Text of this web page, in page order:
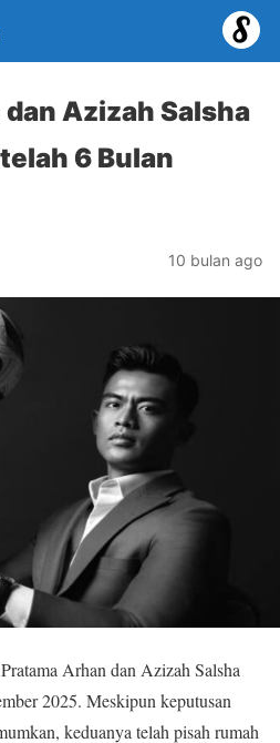
Azizah Salsha
6 Bulan
10 bulan ago
Arhan dan Azizah Salsha
2025. Meskipun keputusan
keduanya telah pisah rumah